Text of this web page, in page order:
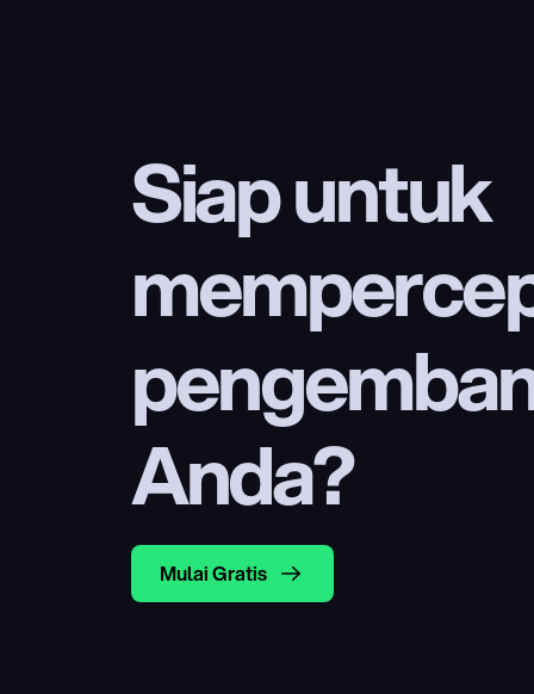
Siap untuk
Anda?
Mulai Gratis